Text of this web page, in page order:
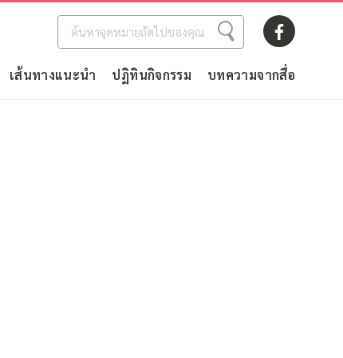
เส้นทางแนะนำ ปฏิทินกิจกรรม บทความจากสื่อ